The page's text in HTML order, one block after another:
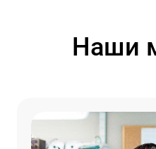
Наши